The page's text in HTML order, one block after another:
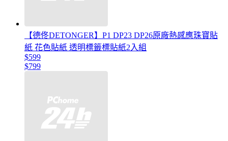
【德佟DETONGER】P1 DP23 DP26原廠熱感應珠寶貼
紙 花色貼紙 透明標籤標貼紙2入組
$599
$799